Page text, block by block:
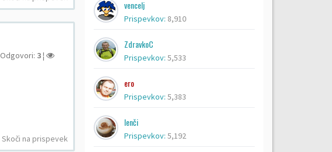
vencelj
Prispevkov: 8,910
ZdravkoC
Prispevkov: 5,533
ero
Prispevkov: 5,383
lenči
Prispevkov: 5,192
Odgovori: 3¦
Skoči na prispevek